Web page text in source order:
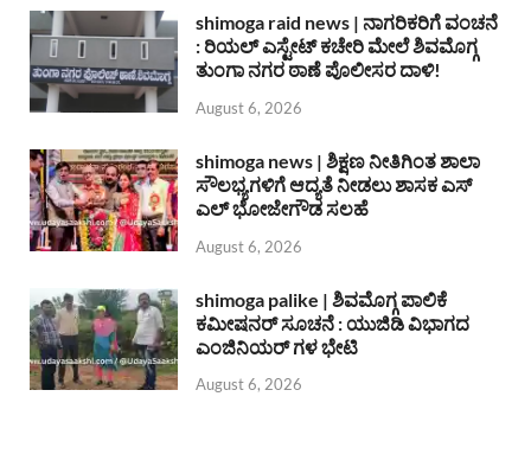
shimoga raid news | ನಾಗರಿಕರಿಗೆ ವಂಚನೆ
: ರಿಯಲ್ ಎಸ್ಟೇಟ್ ಕಚೇರಿ ಮೇಲೆ ಶಿವಮೊಗ್ಗ
ತುಂಗಾ ನಗರ ಠಾಣೆ ಪೊಲೀಸರ ದಾಳಿ!
August 6, 2026
shimoga news | ಶಿಕ್ಷಣ ನೀತಿಗಿಂತ ಶಾಲಾ
ಸೌಲಭ್ಯಗಳಿಗೆ ಆದ್ಯತೆ ನೀಡಲು ಶಾಸಕ ಎಸ್
ಎಲ್ ಭೋಜೇಗೌಡ ಸಲಹೆ
August 6, 2026
shimoga palike | ಶಿವಮೊಗ್ಗ ಪಾಲಿಕೆ
ಕಮೀಷನರ್ ಸೂಚನೆ : ಯುಜಿಡಿ ವಿಭಾಗದ
ಎಂಜಿನಿಯರ್ ಗಳ ಭೇಟಿ
August 6, 2026